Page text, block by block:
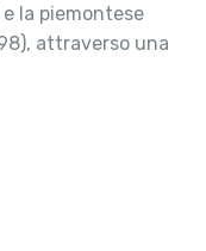
la piemontese
attraverso una